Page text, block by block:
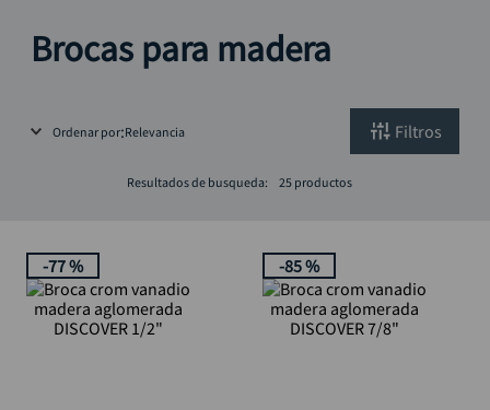
Brocas para madera
Ordenar por Relevancia Filtros
Resultados de busqueda: 25 productos
-77 % -85 %